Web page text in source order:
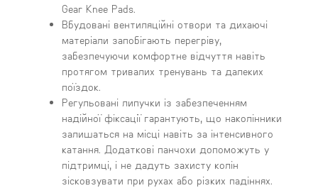
Gear Knee Pads.
Вбудовані вентиляційні отвори та дихаючі
матеріали запобігають перегріву,
забезпечуючи комфортне відчуття навіть
протягом тривалих тренувань та далеких
поїздок.
Регульовані липучки із забезпеченням
надійної фіксації гарантують, що наколінники
залишаться на місці навіть за інтенсивного
катання. Додаткові панчохи допоможуть у
підтримці, і не дадуть захисту колін
зісковзувати при рухах або різких падіннях.